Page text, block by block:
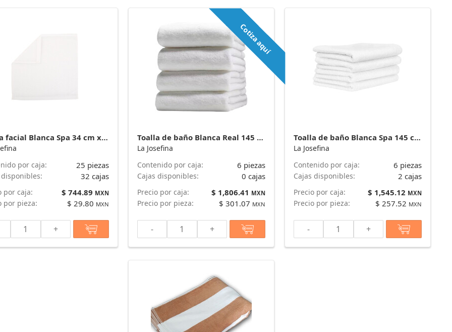
Toalla facial Blanca Spa 34 cm x 34 cm y 70 g - Plus* marca La Josefina
por caja:
25 piezas
disponibles: 32 cajas
por caja: $ 744.89 MXN
por pieza: $ 29.80 MXN
+
Cotiza aquí
Toalla de baño Blanca Real 145 cm x 80 cm y 900 g marca La Josefina
La Josefina
Contenido por caja:
6 piezas
Cajas disponibles: 0 cajas
Precio por caja: $ 1,806.41 MXN
Precio por pieza: $ 301.07 MXN
- +
Toalla de baño Blanca Spa 145 cm x 80 cm y 780 g - Plus* marca La Josefina
La Josefina
Contenido por caja:
6 piezas
Cajas disponibles: 2 cajas
Precio por caja: $ 1,545.12 MXN
Precio por pieza: $ 257.52 MXN
- +